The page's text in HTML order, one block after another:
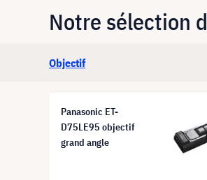
Notre sélection
Objectif
Panasonic ET-
D75LE95 objectif
grand angle